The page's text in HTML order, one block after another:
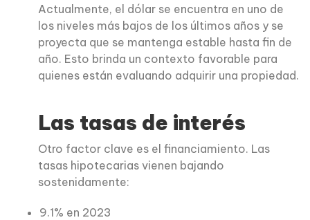
Actualmente, el dólar se encuentra en uno de
los niveles más bajos de los últimos años y se
proyecta que se mantenga estable hasta fin de
año. Esto brinda un contexto favorable para
quienes están evaluando adquirir una propiedad.
Las tasas de interés
Otro factor clave es el financiamiento. Las
tasas hipotecarias vienen bajando
sostenidamente:
9.1% en 2023